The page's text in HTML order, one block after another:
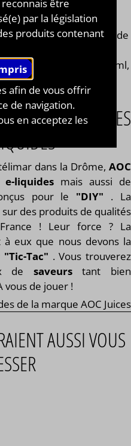
- France parBAR à
glycol végétal
, de
en flacon de 50ml, 125ml,
jour.
D’ARÔMES
dans la Drôme, AOC
e-liquidesmais aussi de
pour le "DIY" . La
des produits de qualités
! Leur force ? La
eux que nous devons la
"Tic-Tac" . Vous trouverez
de saveurstant bien
vous de jouer !
de la marque AOC Juices
AUSSI VOUS
être
par la législation
produits contenant
afin de vous offrir
de navigation.
en acceptez les